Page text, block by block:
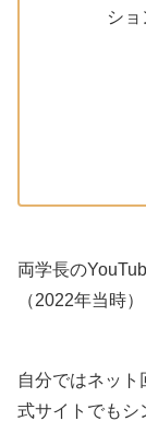
ショ
両学長の
（2022年当時）
自分ではネッ
式サイトでもシ